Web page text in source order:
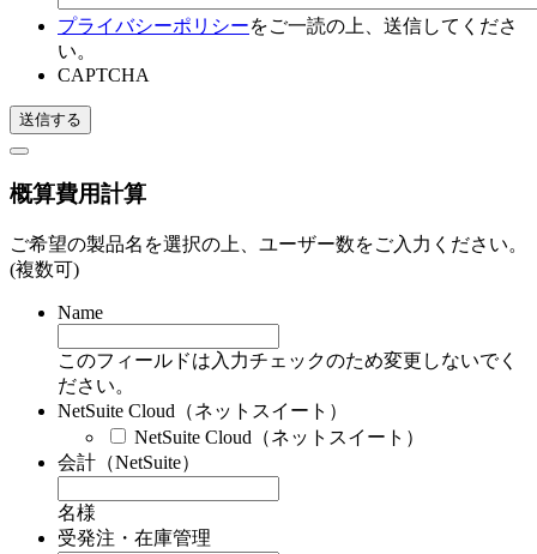
プライバシーポリシーをご一読の上、送信してくださ
い。
CAPTCHA
概算費用計算
ご希望の製品名を選択の上、ユーザー数をご入力ください。
(複数可)
Name
このフィールドは入力チェックのため変更しないでく
ださい。
NetSuite Cloud（ネットスイート）
NetSuite Cloud（ネットスイート）
会計（NetSuite）
名様
受発注・在庫管理